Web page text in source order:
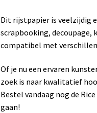
Dit rijstpapier is veelzijdig
scrapbooking, decoupage,
compatibel met
Of je nu een ervaren
zoek is naar kwalitatief
Bestel vandaag nog de
gaan!